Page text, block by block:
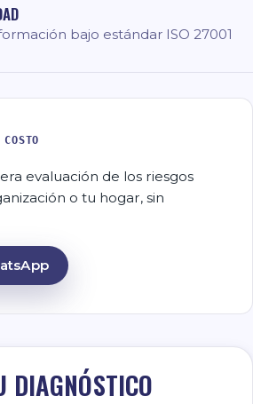
bajo estándar ISO 27001
evaluación de los riesgos
o tu hogar, sin
DIAGNÓSTICO